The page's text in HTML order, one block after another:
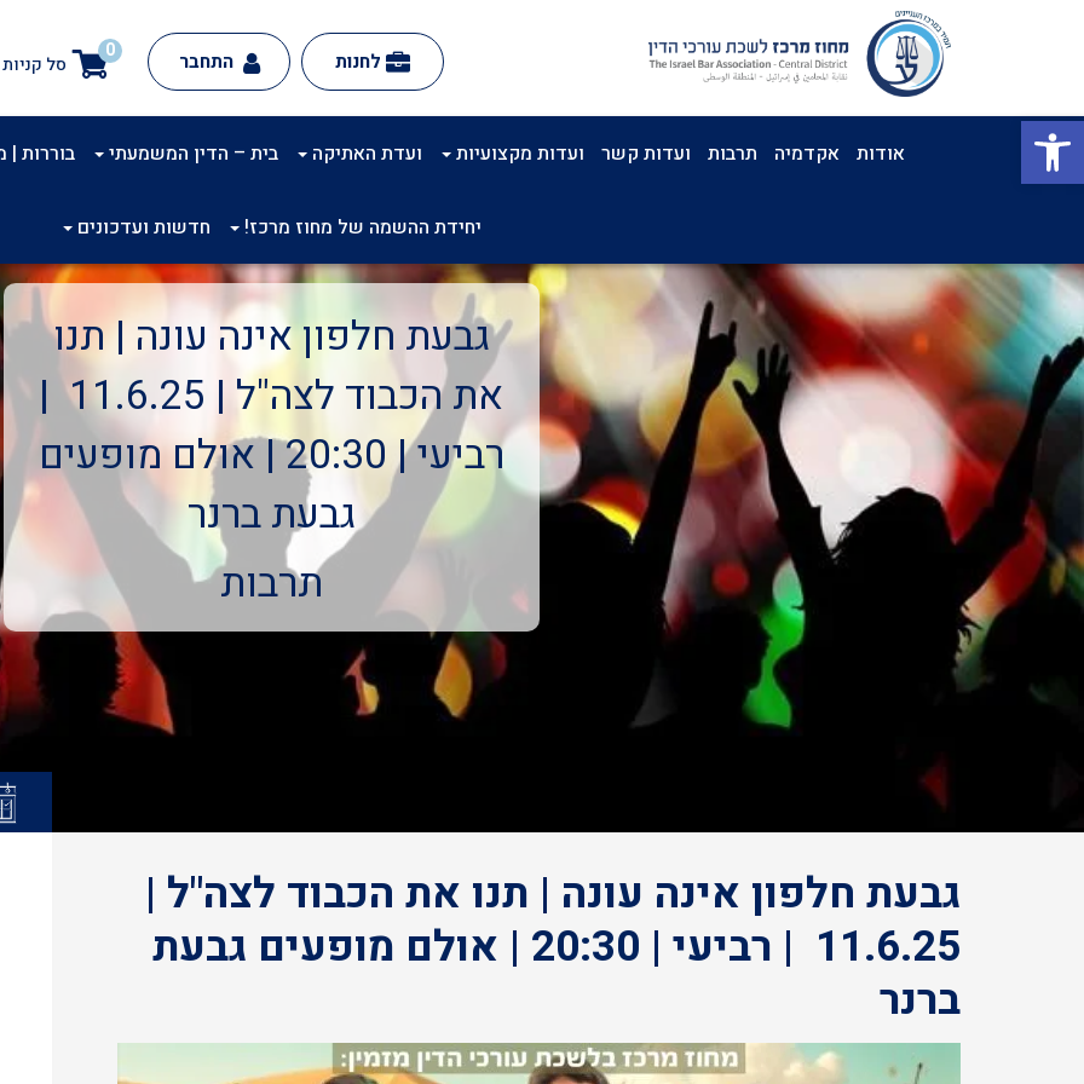
פתח סרגל נגישות
0
סל קניות לחנות התחבר
אודות אקדמיה תרבות ועדות קשר ועדות מקצועיות ועדת האתיקה בית – הדין המשמעתי בוררות |
יחידת ההשמה של מחוז מרכז! חדשות ועדכונים
גבעת חלפון אינה עונה | תנו
את הכבוד לצה"ל | 11.6.25 |
רביעי | 20:30 | אולם מופעים
גבעת ברנר
תרבות
גבעת חלפון אינה עונה | תנו את הכבוד לצה"ל |
11.6.25 | רביעי | 20:30 | אולם מופעים גבעת
ברנר